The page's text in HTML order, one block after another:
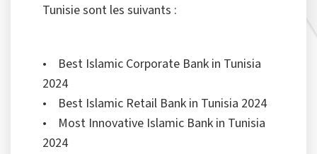
Tunisie sont les suivants :
• Best Islamic Corporate Bank in Tunisia
2024
• Best Islamic Retail Bank in Tunisia 2024
• Most Innovative Islamic Bank in Tunisia
2024